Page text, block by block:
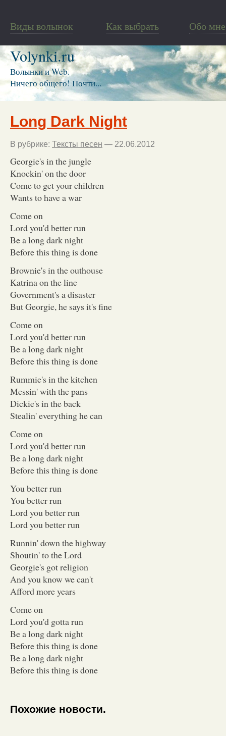
Виды волынок Как выбрать Обо мне
Volynki.ru
Волынки и Web.
Ничего общего! Почти...
Long Dark Night
В рубрике: Тексты песен — 22.06.2012
Georgie's in the jungle
Knockin' on the door
Come to get your children
Wants to have a war
Come on
Lord you'd better run
Be a long dark night
Before this thing is done
Brownie's in the outhouse
Katrina on the line
Government's a disaster
But Georgie, he says it's fine
Come on
Lord you'd better run
Be a long dark night
Before this thing is done
Rummie's in the kitchen
Messin' with the pans
Dickie's in the back
Stealin' everything he can
Come on
Lord you'd better run
Be a long dark night
Before this thing is done
You better run
You better run
Lord you better run
Lord you better run
Runnin' down the highway
Shoutin' to the Lord
Georgie's got religion
And you know we can't
Afford more years
Come on
Lord you'd gotta run
Be a long dark night
Before this thing is done
Be a long dark night
Before this thing is done
Похожие новости.